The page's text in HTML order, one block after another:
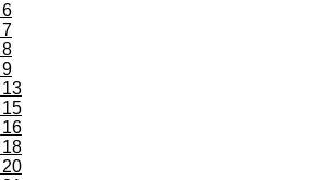
13
15
16
18
20